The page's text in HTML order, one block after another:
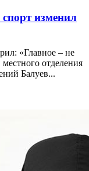
изменил
«Главное – не
отделения
Балуев...